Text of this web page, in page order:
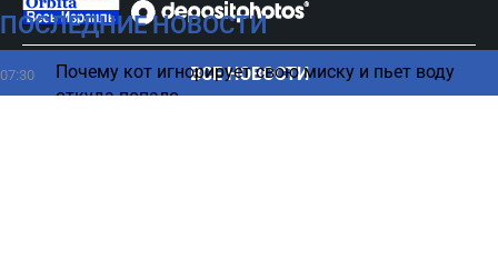
ПОСЛЕДНИЕ НОВОСТИ
07:30
Почему кот игнорирует свою миску и пьет воду
откуда попало
ВСЕ НОВОСТИ
сursorinfo.co.il © Все права защищены